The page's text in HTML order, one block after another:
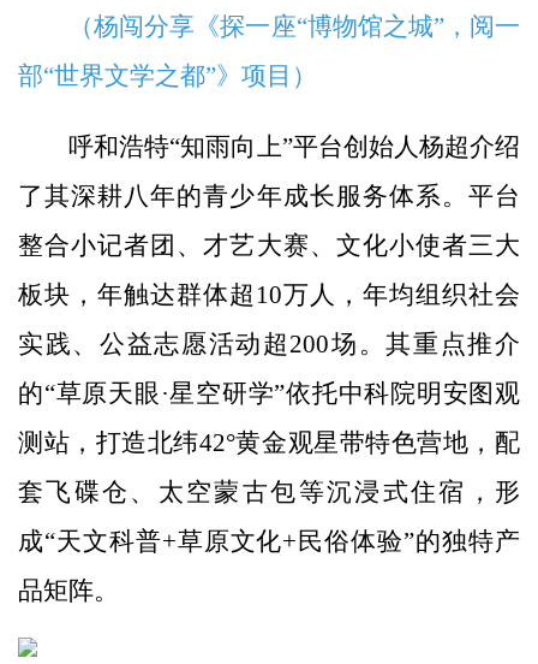
（杨闯分享《探一座“博物馆之城”，阅一
部“世界文学之都”》项目）
呼和浩特“知雨向上”平台创始人杨超介绍
了其深耕八年的青少年成长服务体系。平台
整合小记者团、才艺大赛、文化小使者三大
板块，年触达群体超10万人，年均组织社会
实践、公益志愿活动超200场。其重点推介
的“草原天眼·星空研学”依托中科院明安图观
测站，打造北纬42°黄金观星带特色营地，配
套飞碟仓、太空蒙古包等沉浸式住宿，形
成“天文科普+草原文化+民俗体验”的独特产
品矩阵。